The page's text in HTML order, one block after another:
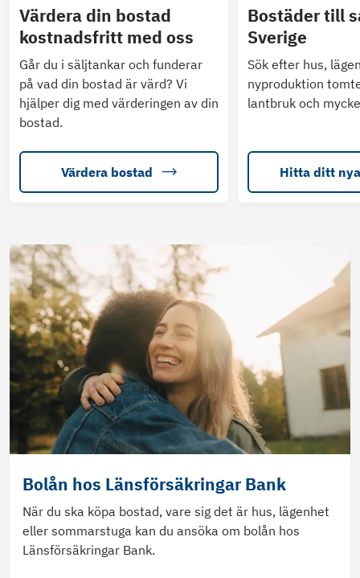
Värdera din bostad
kostnadsfritt med oss
Går du i säljtankar och funderar
på vad din bostad är värd? Vi
hjälper dig med värderingen av din
bostad.
Värdera bostad
Bostäder till
Sverige
Sök efter hus,
nyproduktion
lantbruk och
Hitta ditt
Bolån hos Länsförsäkringar Bank
När du ska köpa bostad, vare sig det är hus, lägenhet
eller sommarstuga kan du ansöka om bolån hos
Länsförsäkringar Bank.